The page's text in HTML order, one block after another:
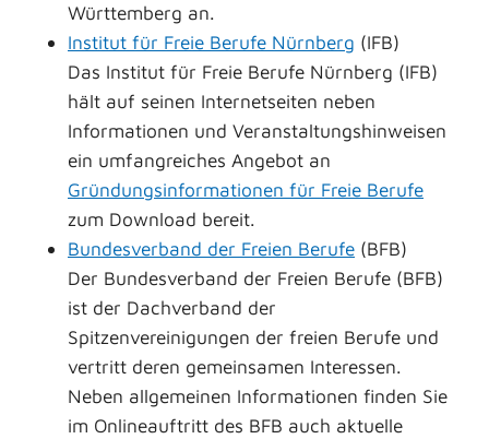
Württemberg an.
Institut für Freie Berufe Nürnberg (IFB)
Das Institut für Freie Berufe Nürnberg (IFB)
hält auf seinen Internetseiten neben
Informationen und Veranstaltungshinweisen
ein umfangreiches Angebot an
Gründungsinformationen für Freie Berufe
zum Download bereit.
Bundesverband der Freien Berufe (BFB)
Der Bundesverband der Freien Berufe (BFB)
ist der Dachverband der
Spitzenvereinigungen der freien Berufe und
vertritt deren gemeinsamen Interessen.
Neben allgemeinen Informationen finden Sie
im Onlineauftritt des BFB auch aktuelle